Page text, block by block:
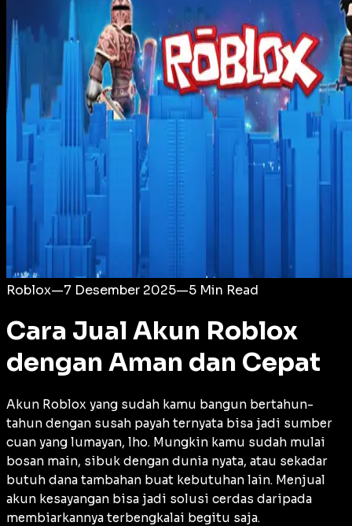
Roblox—7 Desember 2025—5 Min Read
Cara Jual Akun Roblox
dengan Aman dan Cepat
Akun Roblox yang sudah kamu bangun bertahun-
tahun dengan susah payah ternyata bisa jadi sumber
cuan yang lumayan, lho. Mungkin kamu sudah mulai
bosan main, sibuk dengan dunia nyata, atau sekadar
butuh dana tambahan buat kebutuhan lain. Menjual
akun kesayangan bisa jadi solusi cerdas daripada
membiarkannya terbengkalai begitu saja.